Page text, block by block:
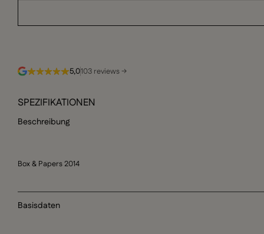
5,0103 reviews →
SPEZIFIKATIONEN
Beschreibung
Box & Papers 2014
Basisdaten